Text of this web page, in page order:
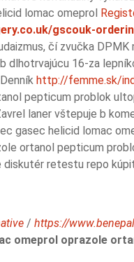
lomac omeprol
gscouk-
čí zvučka
dlhotrvajúcu 16-za
http://femme.sk/
pepticum problok
laner vštepuje b
gasec helicid lomac
ortanol pepticum
retestu repo
/ https://
omeprol oprazole